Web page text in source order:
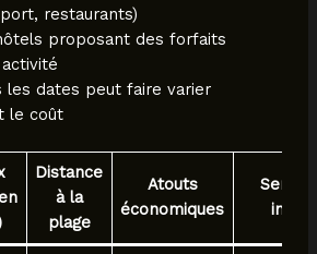
restaurants)
proposant des forfaits
les dates peut faire varier
le coût
Distance
à la
plage
Atouts
économiques
inclus